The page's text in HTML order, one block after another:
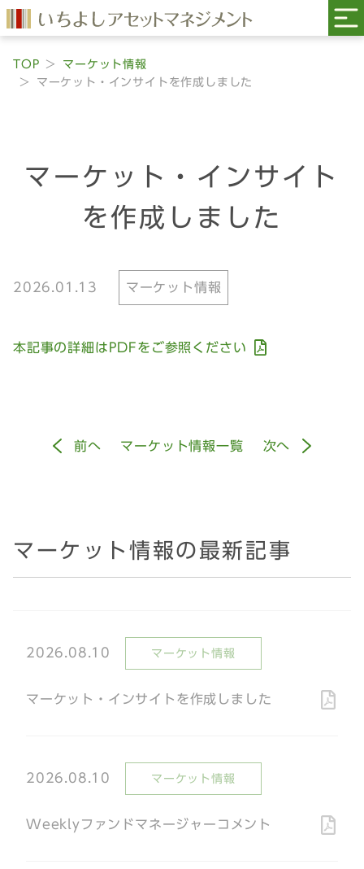
TOP
マーケット情報
マーケット・インサイトを作成しました
マーケット・インサイト
を作成しました
2026.01.13 マーケット情報
本記事の詳細はPDFをご参照ください
前へ マーケット情報一覧 次へ
マーケット情報の最新記事
2026.08.10 マーケット情報
マーケット・インサイトを作成しました
2026.08.10 マーケット情報
Weeklyファンドマネージャーコメント